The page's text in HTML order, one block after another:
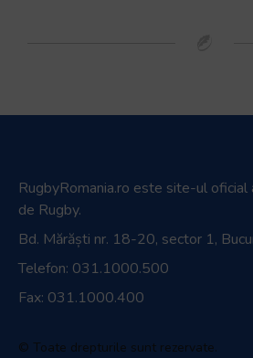
RugbyRomania.ro este site-ul oficial
de Rugby.
Bd. Mărăști nr. 18-20, sector 1,
Telefon: 031.1000.500
Fax: 031.1000.400
© Toate drepturile sunt rezervate.